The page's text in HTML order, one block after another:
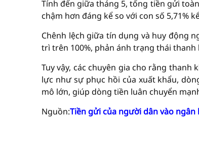
Tính đến giữa tháng 5, tổng tiền gửi
chậm hơn đáng kể so với con số 5,71%
Chênh lệch giữa tín dụng và huy động
trì trên 100%, phản ánh trạng thái
Tuy vậy, các chuyên gia cho rằng
lực như sự phục hồi của xuất khẩu,
mô lớn, giúp dòng tiền luân chuyển
Nguồn:Tiền gửi của người dân vào